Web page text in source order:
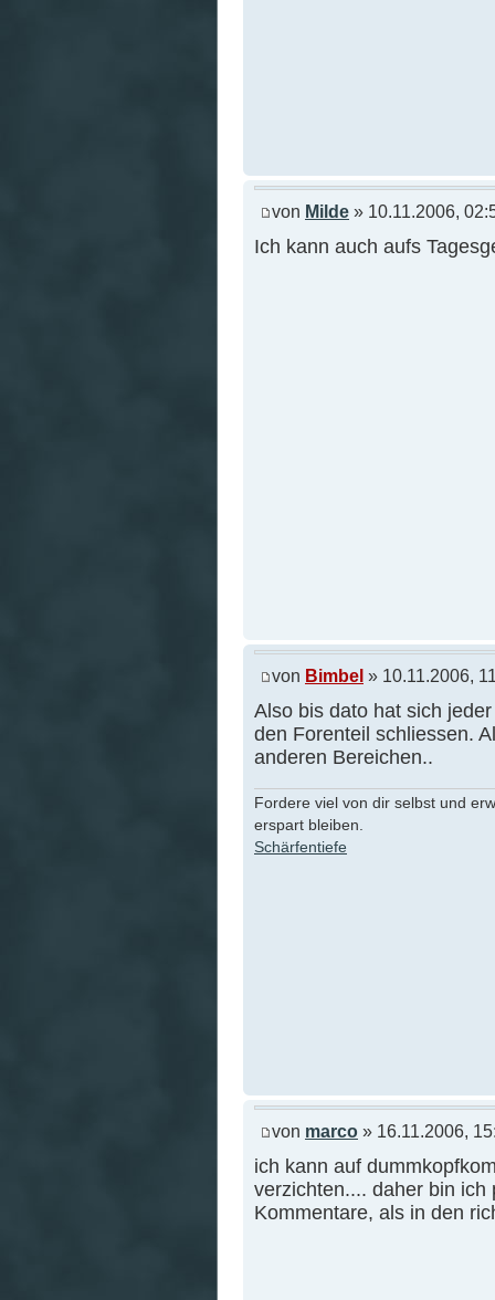
von Milde » 10.11.2006,
Ich kann auch aufs
von Bimbel » 10.11.2006,
Also bis dato hat sich
den Forenteil schliessen.
anderen Bereichen..
Fordere viel von dir selbst und
erspart bleiben.
Schärfentiefe
von marco » 16.11.2006,
ich kann auf
verzichten.... daher bin ich
Kommentare, als in den